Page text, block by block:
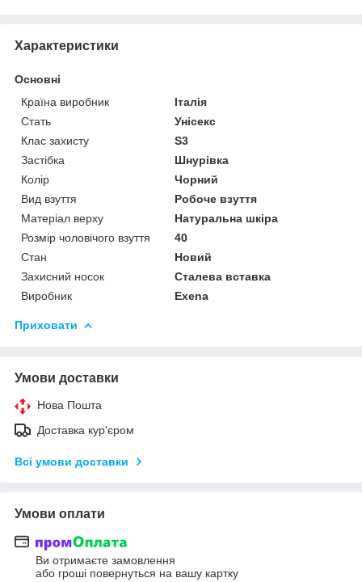
Характеристики
Основні
Країна виробник
Італія
Стать
Унісекс
Клас захисту
S3
Застібка
Шнурівка
Колір
Чорний
Вид взуття
Робоче взуття
Матеріал верху
Натуральна шкіра
Розмір чоловічого взуття
40
Стан
Новий
Захисний носок
Сталева вставка
Виробник
Exena
Приховати
Умови доставки
Нова Пошта
Доставка кур'єром
Всі умови доставки
Умови оплати
Ви отримаєте замовлення
або гроші повернуться на вашу картку